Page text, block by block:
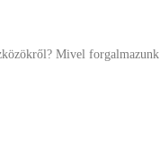
Mivel forgalmazunk